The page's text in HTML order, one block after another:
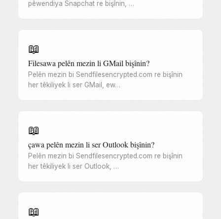
pêwendiya Snapchat re bişînin, …
📖
Filesawa pelên mezin li GMail bişînin?
Pelên mezin bi Sendfilesencrypted.com re bişînin
her têkiliyek li ser GMail, ew…
📖
çawa pelên mezin li ser Outlook bişînin?
Pelên mezin bi Sendfilesencrypted.com re bişînin
her têkiliyek li ser Outlook, …
📖